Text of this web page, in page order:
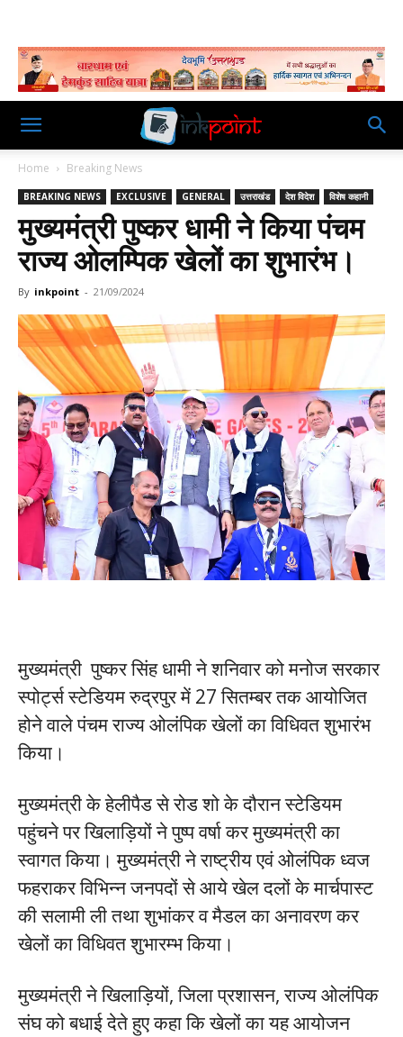
Home Breaking News
BREAKING NEWS EXCLUSIVE GENERAL उत्तराखंड देश विदेश विशेष कहानी
मुख्यमंत्री पुष्कर धामी ने किया पंचम
राज्य ओलम्पिक खेलों का शुभारंभ।
By inkpoint - 21/09/2024
मुख्यमंत्री पुष्कर सिंह धामी ने शनिवार को मनोज सरकार
स्पोर्ट्स स्टेडियम रुद्रपुर में 27 सितम्बर तक आयोजित
होने वाले पंचम राज्य ओलंपिक खेलों का विधिवत शुभारंभ
किया।
मुख्यमंत्री के हेलीपैड से रोड शो के दौरान स्टेडियम
पहुंचने पर खिलाड़ियों ने पुष्प वर्षा कर मुख्यमंत्री का
स्वागत किया। मुख्यमंत्री ने राष्ट्रीय एवं ओलंपिक ध्वज
फहराकर विभिन्न जनपदों से आये खेल दलों के मार्चपास्ट
की सलामी ली तथा शुभांकर व मैडल का अनावरण कर
खेलों का विधिवत शुभारम्भ किया।
मुख्यमंत्री ने खिलाड़ियों, जिला प्रशासन, राज्य ओलंपिक
संघ को बधाई देते हुए कहा कि खेलों का यह आयोजन